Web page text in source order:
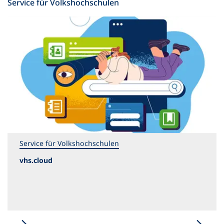
Service für Volkshochschulen
Service für Volkshochschulen
vhs.cloud